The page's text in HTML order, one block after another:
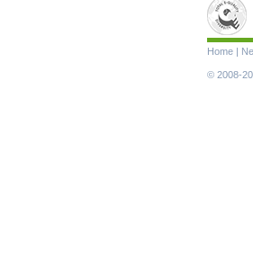
Navigation
Home |
© 2008-